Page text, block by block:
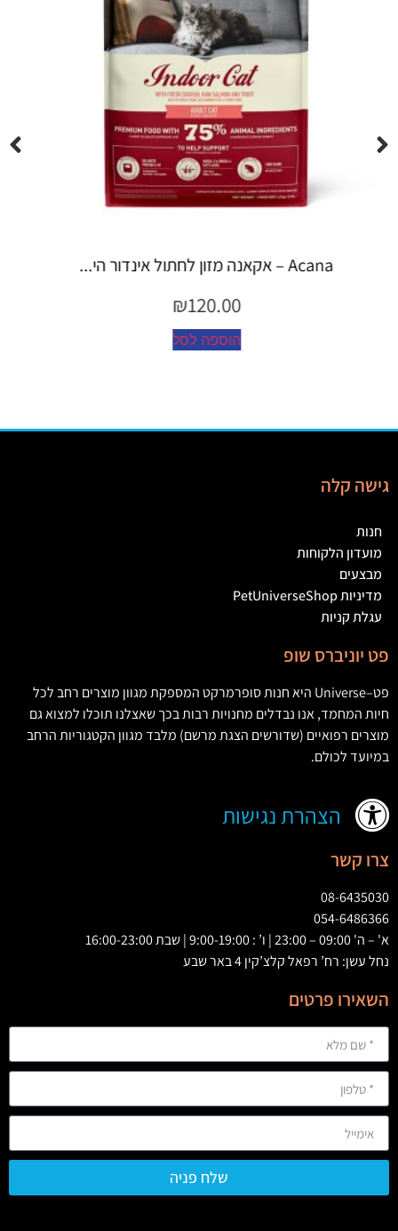
Espree – שמפו 355 מ"ל יערות ה...
₪45.00
הוספה לסל
גישה קלה
חנות
מועדון הלקוחות
מבצעים
מדיניות PetUniverseShop
עגלת קניות
פט יוניברס שופ
פט–
Universe היא חנות סופרמרקט המספקת מגוון מוצרים רחב לכל
חיות המחמד,אנו נבדלים מחנויות רבות בכך שאצלנו תוכלו למצוא גם
מוצרים רפואיים (שדורשים הצגת מרשם) מלבד מגוון הקטגוריות הרחב
במיועד לכולם.
הצהרת נגישות
צרו קשר
08-6435030
054-6486366
א' – ה' 09:00 – 23:00 | ו’ : 9:00-19:00 | שבת 16:00-23:00
נחל עשן: רח’ רפאל קלצ’קין 4 באר שבע
השאירו פרטים
שלח פניה